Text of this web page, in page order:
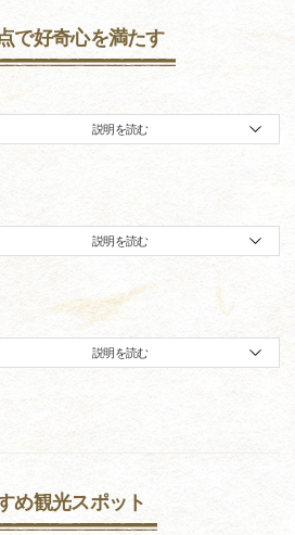
で好奇心を満たす
説明を読む
説明を読む
説明を読む
め観光スポット